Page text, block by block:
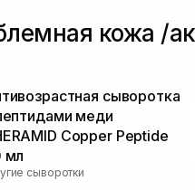
кожа /
сыворотка
меди
Copper Peptide
мл
сыворотки